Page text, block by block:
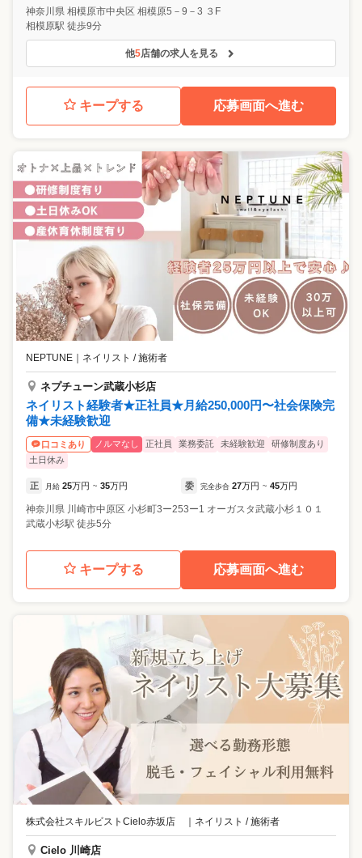
神奈川県 相模原市中央区 相模原5－9－3 ３F
相模原駅 徒歩9分
他5店舗の求人を見る
キープする 応募画面へ進む
NEPTUNE ｜ ネイリスト / 施術者
ネプチューン武蔵小杉店
ネイリスト経験者★正社員★月給250,000円〜社会保険完
備★未経験歓迎
口コミあり ノルマなし 正社員 業務委託 未経験歓迎
研修制度あり
土日休み
正 月給 25万円 ~ 35万円 委 完全歩合 27万円 ~ 45万円
神奈川県 川崎市中原区 小杉町3ー253ー1 オーガスタ武蔵小杉１０１
武蔵小杉駅 徒歩5分
キープする 応募画面へ進む
株式会社スキルビストCielo赤坂店 ネイリスト / 施術者
Cielo 川崎店